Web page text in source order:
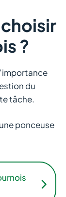
?
du
tâche.
ponceuse